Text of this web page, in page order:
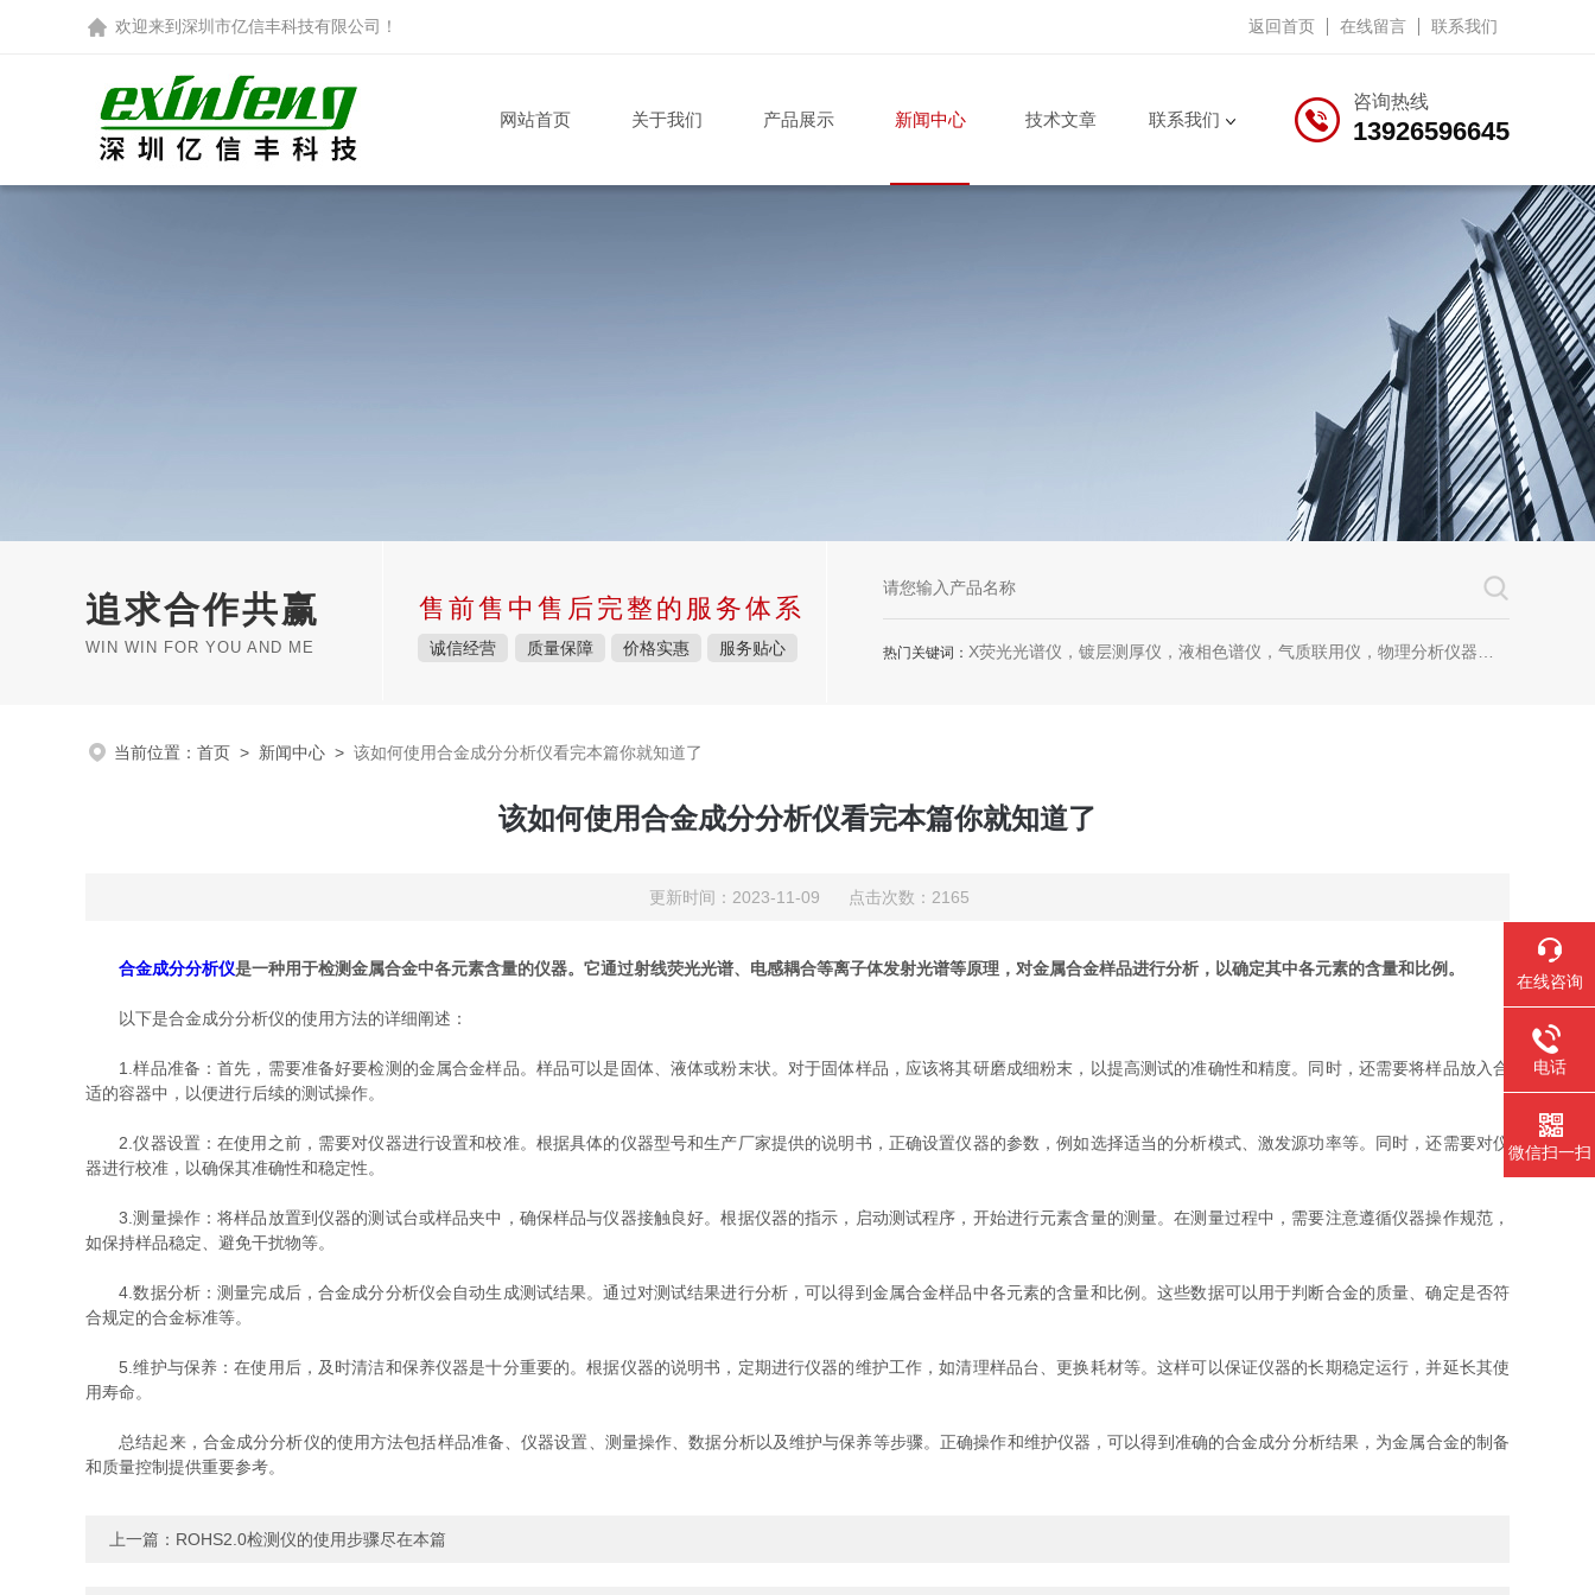
欢迎来到 深圳市亿信丰科技有限公司 ！ 返回首页 在线留言 联系我们
咨询热线
13926596645
网站首页 关于我们 产品展示 新闻中心 技术文章 联系我们
追求合作共赢
WIN WIN FOR YOU AND ME
售前售中售后完整的服务体系
诚信经营 质量保障 价格实惠 服务贴心 热门关键词： X荧光光谱仪，镀层测厚仪，液相色谱仪，气质联用仪，物理分析仪器，化学分析仪器
当前位置： 首页 > 新闻中心 > 该如何使用合金成分分析仪看完本篇你就知道了
该如何使用合金成分分析仪看完本篇你就知道了
更新时间：2023-11-09 点击次数：2165
合金成分分析仪是一种用于检测金属合金中各元素含量的仪器。它通过射线荧光光谱、电感耦合等离子体发射光谱等原理，对金属合金样品进行分析，以确定其中各元素的含量和比例。
以下是合金成分分析仪的使用方法的详细阐述：
1.样品准备：首先，需要准备好要检测的金属合金样品。样品可以是固体、液体或粉末状。对于固体样品，应该将其研磨成细粉末，以提高测试的准确性和精度。同时，还需要将样品放入合
适的容器中，以便进行后续的测试操作。
2.仪器设置：在使用之前，需要对仪器进行设置和校准。根据具体的仪器型号和生产厂家提供的说明书，正确设置仪器的参数，例如选择适当的分析模式、激发源功率等。同时，还需要对仪
器进行校准，以确保其准确性和稳定性。
3.测量操作：将样品放置到仪器的测试台或样品夹中，确保样品与仪器接触良好。根据仪器的指示，启动测试程序，开始进行元素含量的测量。在测量过程中，需要注意遵循仪器操作规范，
如保持样品稳定、避免干扰物等。
4.数据分析：测量完成后，合金成分分析仪会自动生成测试结果。通过对测试结果进行分析，可以得到金属合金样品中各元素的含量和比例。这些数据可以用于判断合金的质量、确定是否符
合规定的合金标准等。
5.维护与保养：在使用后，及时清洁和保养仪器是十分重要的。根据仪器的说明书，定期进行仪器的维护工作，如清理样品台、更换耗材等。这样可以保证仪器的长期稳定运行，并延长其使
用寿命。
总结起来，合金成分分析仪的使用方法包括样品准备、仪器设置、测量操作、数据分析以及维护与保养等步骤。正确操作和维护仪器，可以得到准确的合金成分分析结果，为金属合金的制备
和质量控制提供重要参考。
上一篇： ROHS2.0检测仪的使用步骤尽在本篇
在线咨询
电话
微信扫一扫